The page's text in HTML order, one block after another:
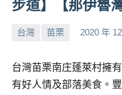
人
象。
步道】【那伊魯
台灣 苗栗 2020 年
小
No
台灣苗栗南庄蓬萊村擁
有好人情及部落美食。